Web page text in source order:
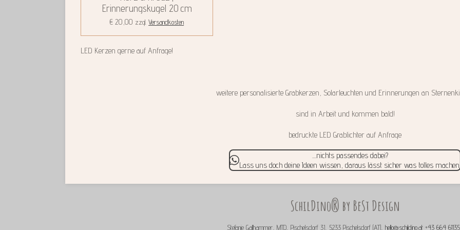
Erinnerungskugel 20 cm
€ 20,00 zzgl.Versandkosten
LED Kerzen gerne auf Anfrage!
weitere personalisierte Grabkerzen, Solarleuchten und Erinnerungen an
sind in Arbeit und kommen bald!
bedruckte LED Grablichter auf Anfrage
....nichts passendes dabei?
Lass uns doch deine Ideen wissen, daraus lässt sicher was tolles machen!
SchilDino® by BeSt Design
Stefanie Gallhammer, MTD, Pischelsdorf 31, 5233 Pischelsdorf (AT), hello@schildino.at +43 664